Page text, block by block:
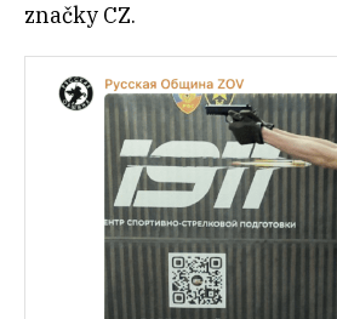
značky CZ.